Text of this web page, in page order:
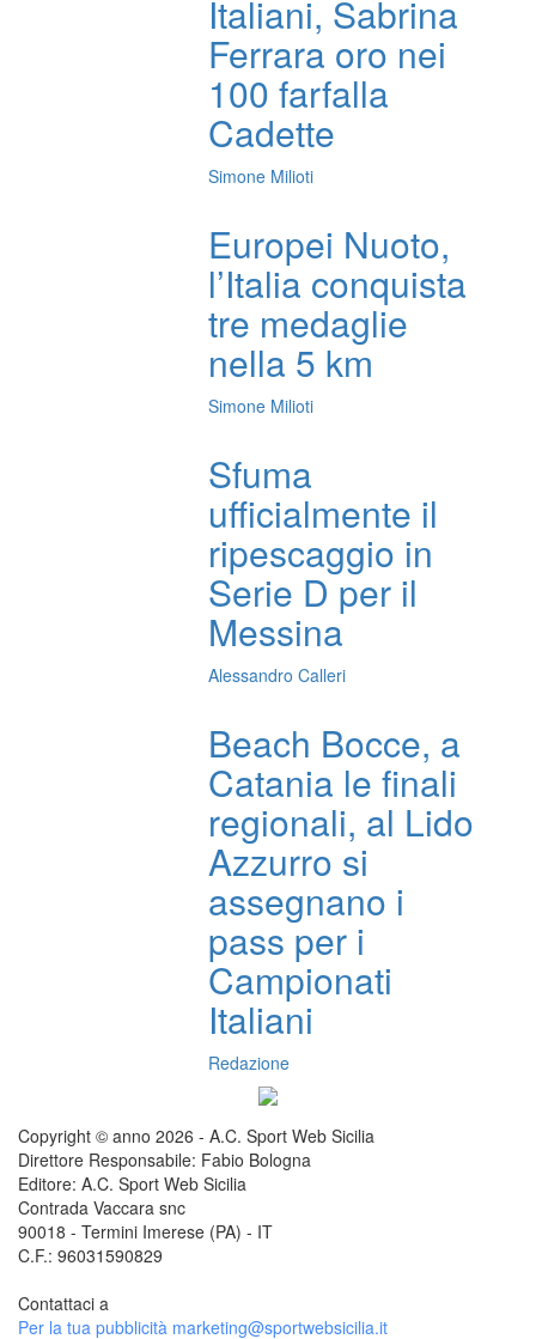
Italiani, Sabrina
Ferrara oro nei
100 farfalla
Cadette
Simone Milioti
Europei Nuoto,
l’Italia conquista
tre medaglie
nella 5 km
Simone Milioti
Sfuma
ufficialmente il
ripescaggio in
Serie D per il
Messina
Alessandro Calleri
Beach Bocce, a
Catania le finali
regionali, al Lido
Azzurro si
assegnano i
pass per i
Campionati
Italiani
Redazione
Copyright © anno 2026 - A.C. Sport Web Sicilia
Direttore Responsabile: Fabio Bologna
Editore: A.C. Sport Web Sicilia
Contrada Vaccara snc
90018 - Termini Imerese (PA) - IT
C.F.: 96031590829
Contattaci a
Per la tua pubblicità marketing@sportwebsicilia.it